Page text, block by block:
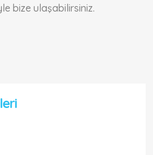
bize ulaşabilirsiniz.